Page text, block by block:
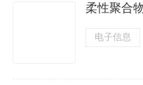
柔性聚合
电子信息